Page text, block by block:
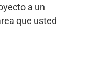
a un
que usted